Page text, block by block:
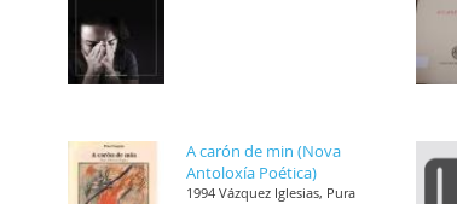
A carón de min (Nova
Antoloxía Poética)
1994 Vázquez Iglesias, Pura